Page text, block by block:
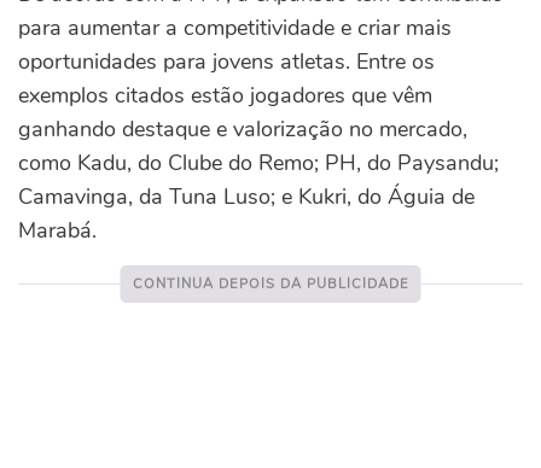
para aumentar a competitividade e criar mais
oportunidades para jovens atletas. Entre os
exemplos citados estão jogadores que vêm
ganhando destaque e valorização no mercado,
como Kadu, do Clube do Remo; PH, do Paysandu;
Camavinga, da Tuna Luso; e Kukri, do Águia de
Marabá.